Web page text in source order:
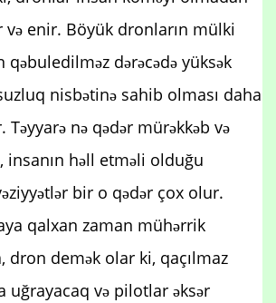
və enir. Böyük dronların mülki
qəbuledilməz dərəcədə yüksək
nisbətinə sahib olması daha
nə qədər mürəkkəb və
insanın həll etməli olduğu
bir o qədər çox olur.
qalxan zaman mühərrik
dron demək olar ki, qaçılmaz
uğrayacaq və pilotlar əksər